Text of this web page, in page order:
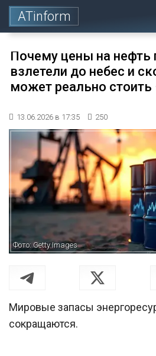
ATinform
Почему цены на нефть
взлетели до небес и
может реально стоить
13.06.2026 в 17:35 250
Фото: Getty Images
Мировые запасы
сокращаются.